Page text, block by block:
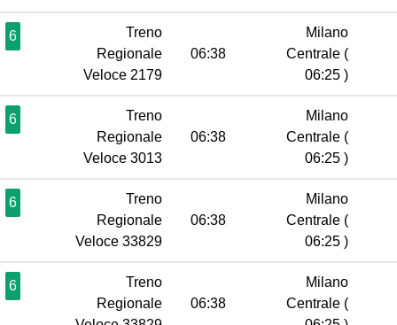
6
Treno
Regionale
Veloce 2179
06:38
Milano
Centrale (
06:25 )
6
Treno
Regionale
Veloce 3013
06:38
Milano
Centrale (
06:25 )
6
Treno
Regionale
Veloce 33829
06:38
Milano
Centrale (
06:25 )
6
Treno
Regionale
06:38
Milano
Centrale (